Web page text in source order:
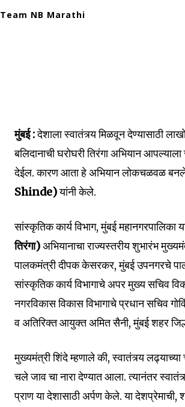
Team NB Marathi
मुंबई :देशाला स्वातंत्र्य मिळवून देण्यासाठी
बलिदानाची घरोघरी तिरंगा अभियान
देईल. कारण आता हे अभियान लोकचळवळ
Shinde)यांनी केले.
सांस्कृतिक कार्य विभाग, मुंबई
तिरंगा)अभियानाचा राज्यस्तरीय शुभारंभ
पालकमंत्री दीपक केसरकर, मुंबई उपनगरचे
सांस्कृतिक कार्य विभागाचे अपर मुख्य सचिव
नगरविकास विकास विभागाचे प्रधान सचिव
व अतिरिक्त आयुक्त अमित सैनी, मुंबई शहर
मुख्यमंत्री शिंदे म्हणाले की, स्वातंत्र्य
चले जाव चा नारा देण्यात आला. त्यानंतर
प्राण या देशासाठी अर्पण केले. या देशप्रेमाची,